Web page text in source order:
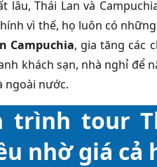
lâu, Thái Lan và
vì thế, họ luôn có
Campuchia, gia tăng các
khách sạn, nhà nghỉ để
ngoài nước.
trình tour
nhờ giá cả